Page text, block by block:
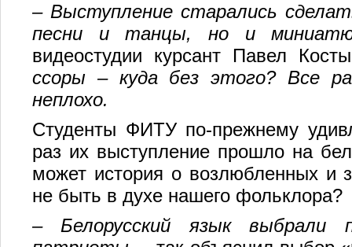
– Выступление старались
песни и танцы, но и
видеостудии курсант Павел
ссоры – куда без этого? Все
неплохо.
Студенты ФИТУ по-прежнему
раз их выступление прошло на
может история о возлюбленных и
не быть в духе нашего фольклора?
– Белорусский язык